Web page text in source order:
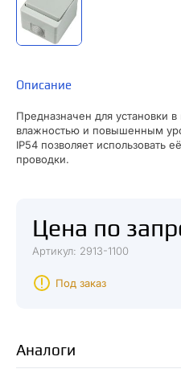
Описание
Предназначен для установки
влажностью и повышенным
IP54 позволяет использовать
проводки.
Цена по
Артикул: 2913-1100
Под заказ
Аналоги